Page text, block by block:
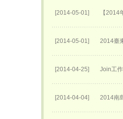
[2014-05-01] 【2014
[2014-05-01] 2014臺
[2014-04-25] Join工
[2014-04-04] 2014南